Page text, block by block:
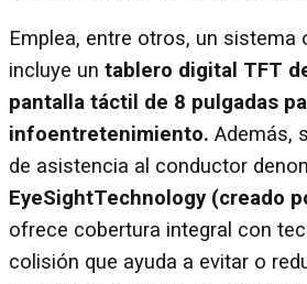
Emplea, entre otros, un sistema
incluye un tablero digital TFT
pantalla táctil de 8 pulgadas
infoentretenimiento. Además,
de asistencia al conductor
EyeSightTechnology (creado
ofrece cobertura integral con
colisión que ayuda a evitar o